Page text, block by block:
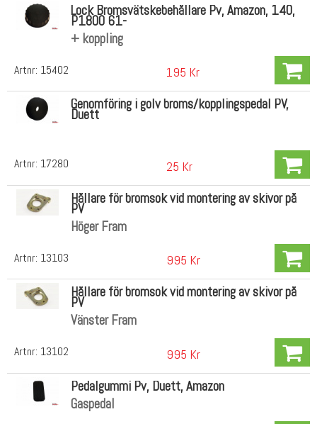
Artnr: 15402
Lock Bromsvätskebehållare Pv, Amazon, 140,
P1800 61-
+ koppling
195 Kr
Artnr: 17280
Genomföring i golv broms/kopplingspedal PV,
Duett
25 Kr
Artnr: 13103
Hållare för bromsok vid montering av skivor på
PV
Höger Fram
995 Kr
Artnr: 13102
Hållare för bromsok vid montering av skivor på
PV
Vänster Fram
995 Kr
Pedalgummi Pv, Duett, Amazon
Gaspedal